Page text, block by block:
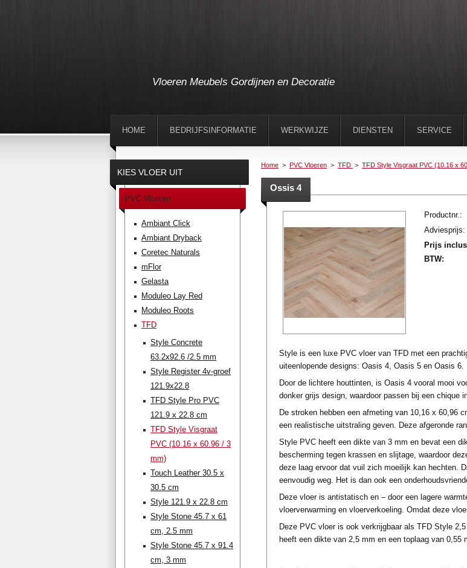
Vloeren Meubels Gordijnen en Decoratie
Home > PVC Vloeren > TFD > TFD Style Visgraat PVC (10.16 x
Ossis 4
Productnr.:
Adviesprijs:
Prijs
BTW:
Style is een luxe PVC vloer van TFD met een
uiteenlopende designs: Oasis 4, Oasis 5 en Oasis 6.
Door de lichtere houttinten, is Oasis 4 vooral mooi
donker grijs design, waardoor passen bij een chique
De stroken hebben een afmeting van 10,16 x 60,96
een realistische uitstraling geven. Deze afgeronde
Style PVC heeft een dikte van 3 mm en bevat een
bescherming tegen krassen en slijtage, waardoor
deze laag ervoor dat vuil zich moeilijk kan hechten.
eenvoudig weg. Het is dan ook een
Deze vloer is antistatisch en – door een lagere
vloerverwarming en vloerverkoeling. Omdat deze
Deze PVC vloer is ook verkrijgbaar als TFD Style
heeft een dikte van 2,5 mm en een toplaag van 0,55
KIES VLOER UIT
PVC Vloeren
Ambiant Click
Ambiant Dryback
Coretec Naturals
mFlor
Gelasta
Moduleo Lay Red
Moduleo Roots
TFD
Style Concrete
63.2x92.6 /2.5 mm
Style Register 4v-groef
121.9x22.8
TFD Style Pro PVC
121.9 x 22.8 cm
TFD Style Visgraat
PVC (10.16 x 60.96 / 3
mm)
Touch Leather 30.5 x
30.5 cm
Style 121.9 x 22.8 cm
Style Stone 45.7 x 61
cm, 2.5 mm
Style Stone 45.7 x 91.4
cm, 3 mm
HOME BEDRIJFSINFORMATIE WERKWIJZE DIENSTEN SERVICE